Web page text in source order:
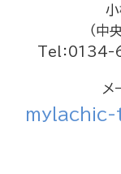
小
（中
Tel：
メ
mylachic-